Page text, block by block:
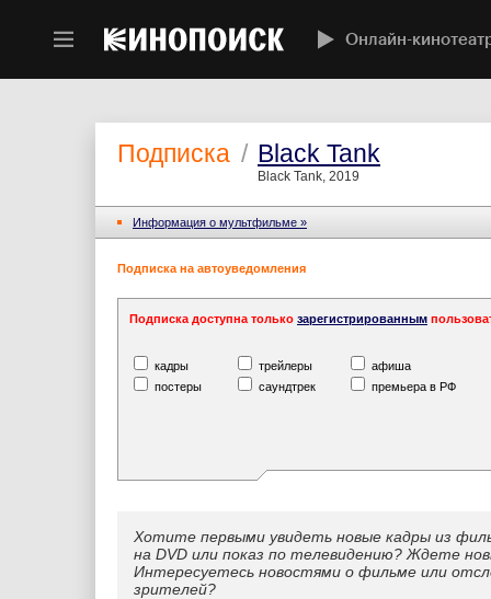
Онлайн-
Подписка / Black Tank
Black Tank, 2019
Информация o мультфильме »
Подписка на автоуведомления
Подписка доступна только зарегистрированным
кадры трейлеры
афиша
постеры
саундтрек премьера в РФ
Хотите первыми увидеть новые кадры из
на DVD или показ по телевидению? Ждете
Интересуетесь новостями о фильме или
зрителей?